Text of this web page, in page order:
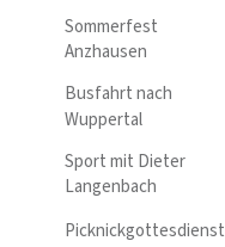
Sommerfest
Anzhausen
Busfahrt nach
Wuppertal
Sport mit Dieter
Langenbach
Picknickgottesdienst